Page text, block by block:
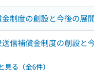
制度の創設と今後の展
信補償金制度の創設と
見る（全6件）